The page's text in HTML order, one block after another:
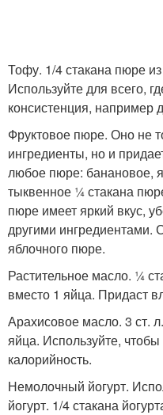
Тофу. 1/4 стакана пюре
Используйте для всего,
консистенция, например
Фруктовое пюре. Оно не
ингредиенты, но и
любое пюре: банановое,
тыквенное ¼ стакана
пюре имеет яркий вкус,
другими ингредиентами.
яблочного пюре.
Растительное масло. ¼
вместо 1 яйца. Придаст
Арахисовое масло. 3 ст.
яйца. Используйте,
калорийность.
Немолочный йогурт.
йогурт. 1/4 стакана